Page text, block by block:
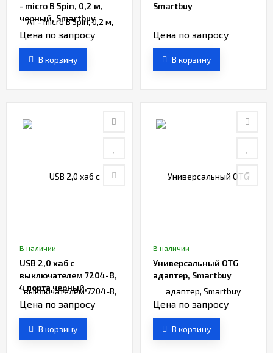
- micro B 5pin, 0,2 м,
черный, Smartbuy
Цена по запросу
В корзину
Smartbuy
Цена по запросу
В корзину
В наличии
USB 2,0 хaб с
выключателем 7204-B,
4 порта черный,
Smartbuy
Цена по запросу
В корзину
В наличии
Универсальный OTG
адаптер, Smartbuy
Цена по запросу
В корзину